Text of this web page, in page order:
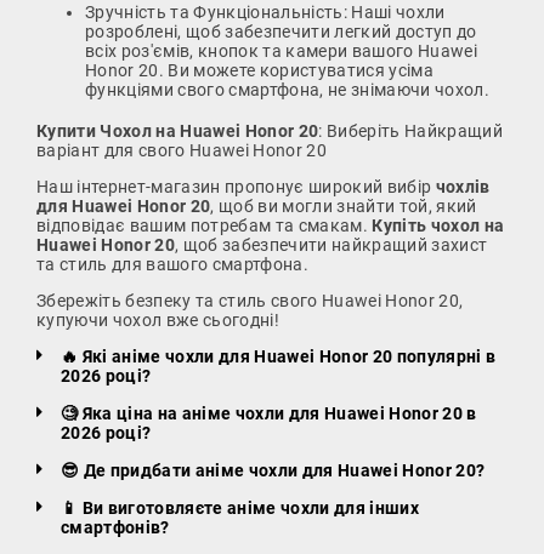
Зручність та Функціональність: Наші чохли
розроблені, щоб забезпечити легкий доступ до
всіх роз'ємів, кнопок та камери вашого Huawei
Honor 20. Ви можете користуватися усіма
функціями свого смартфона, не знімаючи чохол.
Купити Чохол на Huawei Honor 20: Виберіть Найкращий
варіант для свого Huawei Honor 20
Наш інтернет-магазин пропонує широкий вибір чохлів
для Huawei Honor 20, щоб ви могли знайти той, який
відповідає вашим потребам та смакам. Купіть чохол на
Huawei Honor 20, щоб забезпечити найкращий захист
та стиль для вашого смартфона.
Збережіть безпеку та стиль свого Huawei Honor 20,
купуючи чохол вже сьогодні!
🔥 Які аніме чохли для Huawei Honor 20 популярні в
2026 році?
🧐 Яка ціна на аніме чохли для Huawei Honor 20 в
2026 році?
😎 Де придбати аніме чохли для Huawei Honor 20?
📱 Ви виготовляєте аніме чохли для інших
смартфонів?